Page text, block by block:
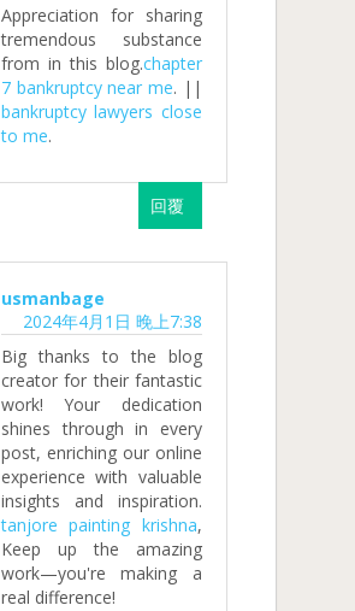
Appreciation for sharing
tremendous substance
from in this blog.chapter
7 bankruptcy near me. ||
bankruptcy lawyers close
to me.
回覆
usmanbage
2024年4月1日 晚上7:38
Big thanks to the blog
creator for their fantastic
work! Your dedication
shines through in every
post, enriching our online
experience with valuable
insights and inspiration.
tanjore painting krishna,
Keep up the amazing
work—you're making a
real difference!